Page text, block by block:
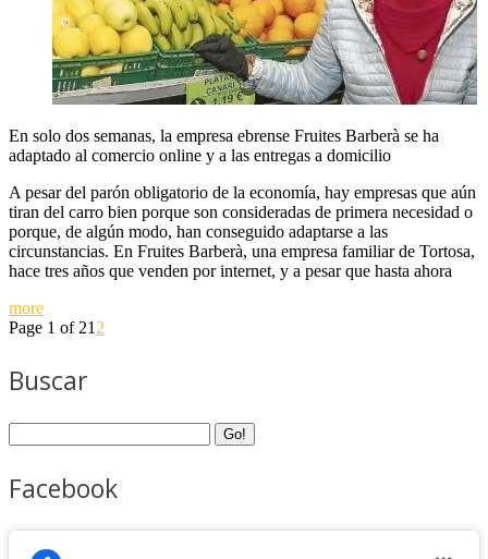
En solo dos semanas, la empresa ebrense Fruites Barberà se ha
adaptado al comercio online y a las entregas a domicilio
A pesar del parón obligatorio de la economía, hay empresas que aún
tiran del carro bien porque son consideradas de primera necesidad o
porque, de algún modo, han conseguido adaptarse a las
circunstancias. En Fruites Barberà, una empresa familiar de Tortosa,
hace tres años que venden por internet, y a pesar que hasta ahora
more
Page 1 of 21 2
Buscar
Facebook